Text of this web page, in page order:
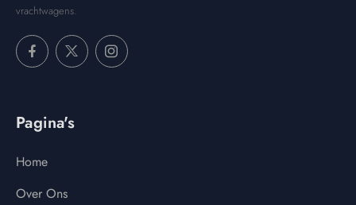
vrachtwagens.
Pagina's
Home
Over Ons